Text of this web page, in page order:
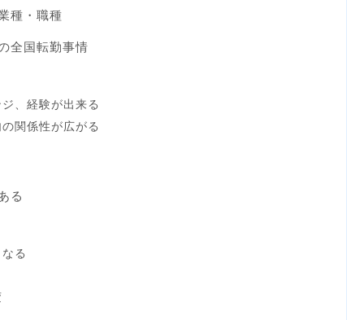
種・職種
全国転勤事情
、経験が出来る
関係性が広がる
る
る